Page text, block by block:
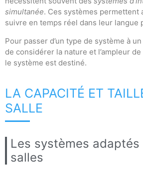
simultanée. Ces systèmes permettent
suivre en temps réel dans leur langue
Pour passer d’un type de système à
de considérer la nature et l’ampleur de
le système est destiné.
LA CAPACITÉ ET
SALLE
Les systèmes
salles